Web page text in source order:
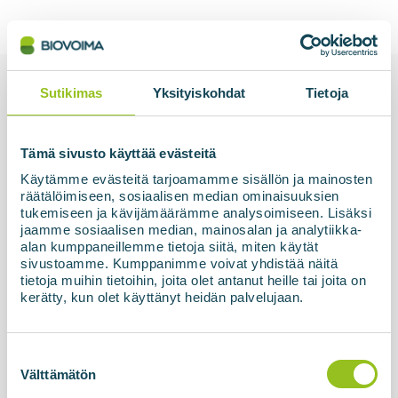
Sutikimas Yksityiskohdat Tietoja
Tämä sivusto käyttää evästeitä
Käytämme evästeitä tarjoamamme sisällön ja mainosten
räätälöimiseen, sosiaalisen median ominaisuuksien
tukemiseen ja kävijämäärämme analysoimiseen. Lisäksi
jaamme sosiaalisen median, mainosalan ja analytiikka-
alan kumppaneillemme tietoja siitä, miten käytät
sivustoamme. Kumppanimme voivat yhdistää näitä
tietoja muihin tietoihin, joita olet antanut heille tai joita on
kerätty, kun olet käyttänyt heidän palvelujaan.
valinta
Välttämätön
Susijęs
15.05.2026
ZAAO biodujų perdirbimo įrenginys